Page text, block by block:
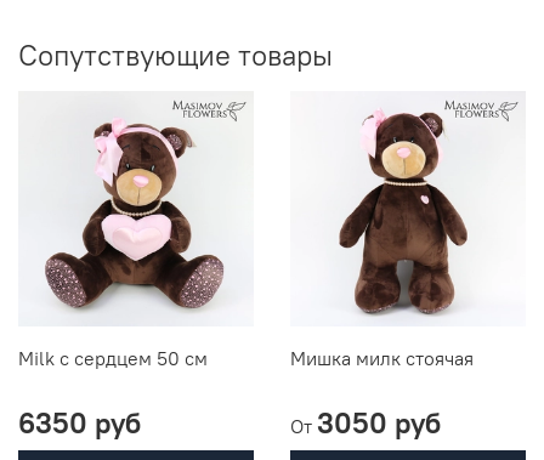
Сопутствующие товары
Milk с сердцем 50 см
6350 руб
Мишка милк стоячая
От 3050 руб